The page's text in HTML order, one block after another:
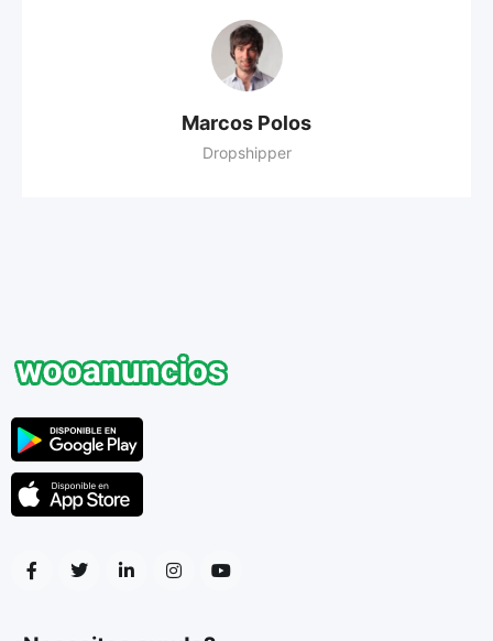
Marcos Polos
Dropshipper